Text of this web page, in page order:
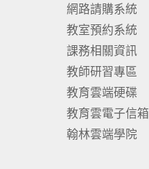
網路請購系統
教室預約系統
課務相關資訊
教師研習專區
教育雲端硬碟
教育雲電子信箱
翰林雲端學院